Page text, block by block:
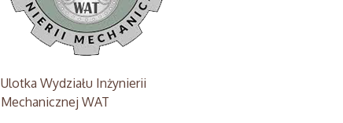
Ulotka Wydziału Inżynierii
Mechanicznej WAT